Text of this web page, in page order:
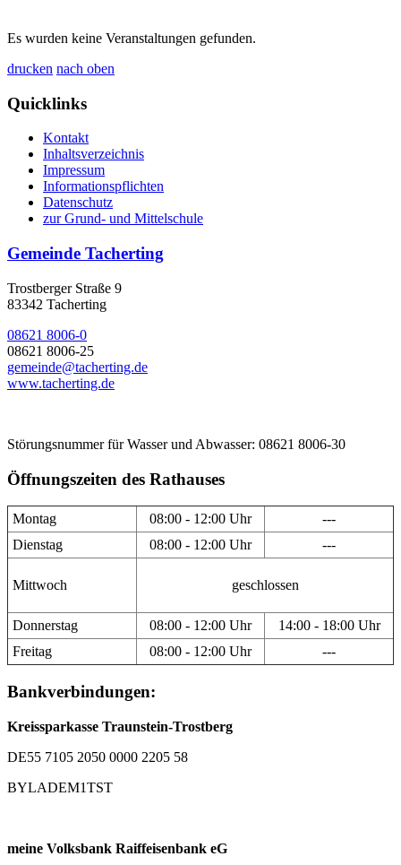
Es wurden keine Veranstaltungen gefunden.
drucken nach oben
Quicklinks
Kontakt
Inhaltsverzeichnis
Impressum
Informationspflichten
Datenschutz
zur Grund- und Mittelschule
Gemeinde Tacherting
Trostberger Straße 9
83342 Tacherting
08621 8006-0
08621 8006-25
gemeinde@tacherting.de
www.tacherting.de
Störungsnummer für Wasser und Abwasser: 08621 8006-30
Öffnungszeiten des Rathauses
Montag 08:00 - 12:00 Uhr
---
Dienstag
08:00 - 12:00 Uhr ---
Mittwoch geschlossen
Donnerstag 08:00 - 12:00 Uhr
14:00 - 18:00 Uhr
Freitag
08:00 - 12:00 Uhr ---
Bankverbindungen:
Kreissparkasse Traunstein-Trostberg
DE55 7105 2050 0000 2205 58
BYLADEM1TST
meine Volksbank Raiffeisenbank eG